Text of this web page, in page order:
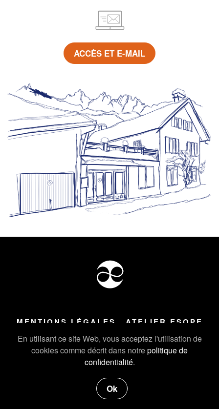
En utilisant ce site Web, vous acceptez l'utilisation de
cookies comme décrit dans notrepolitique de
confidentialité.
Ok
ACCÈS ET E-MAIL
MENTIONS LÉGALES ATELIER ESOPE